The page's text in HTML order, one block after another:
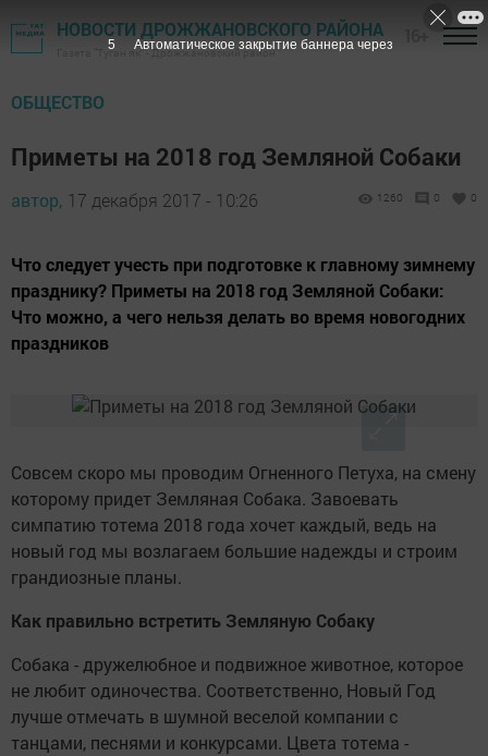
НОВОСТИ ДРОЖЖАНОВСКОГО РАЙОНА
Газета "Туган як" - Дрожжановский район
ОБЩЕСТВО
Приметы на 2018 год Земляной Собаки
автор, 17 декабря 2017 - 10:26 1260 0 0
Что следует учесть при подготовке к главному зимнему
празднику? Приметы на 2018 год Земляной Собаки:
Что можно, а чего нельзя делать во время новогодних
праздников
Совсем скоро мы проводим Огненного Петуха, на смену
которому придет Земляная Собака. Завоевать
симпатию тотема 2018 года хочет каждый, ведь на
новый год мы возлагаем большие надежды и строим
грандиозные планы.
Как правильно встретить Земляную Собаку
Собака - дружелюбное и подвижное животное, которое
не любит одиночества. Соответственно, Новый Год
лучше отмечать в шумной веселой компании с
танцами, песнями и конкурсами. Цвета тотема -
4 Автоматическое закрытие баннера через